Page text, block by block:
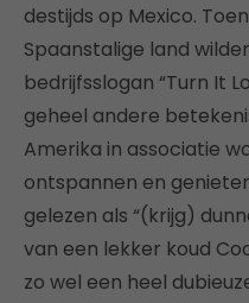
destijds op Mexico.
Spaanstalige land
bedrijfsslogan “Turn It
geheel andere
Amerika in associatie
ontspannen en
gelezen als “(krijg)
van een lekker koud
zo wel een heel